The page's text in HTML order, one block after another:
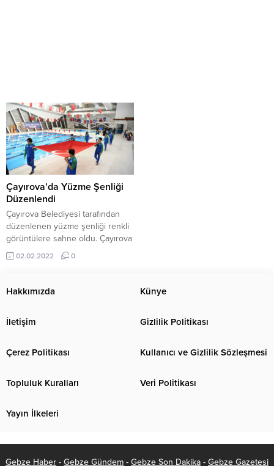
Çayırova’da Yüzme Şenliği
Düzenlendi
Çayırova Belediyesi tarafından
düzenlenen yüzme şenliği renkli
görüntülere sahne oldu. Çayırova
Belediyesi Spor İşleri
Müdürlüğü’nün organize ettiği
yüzme havuzunda gerçekleşti.
yarışların gerçekleştiği şenlik
oldu. Kendi yaş kategorilerinde
dereceye giren sporculara
02.02.2022 0
Hakkımızda Künye
İletişim Gizlilik Politikası
Çerez Politikası Kullanıcı ve Gizlilik Sözleşmesi
Topluluk Kuralları Veri Politikası
Yayın İlkeleri
Gebze Haber - Gebze Gündem - Gebze Son Dakika - Gebze Gazetesi